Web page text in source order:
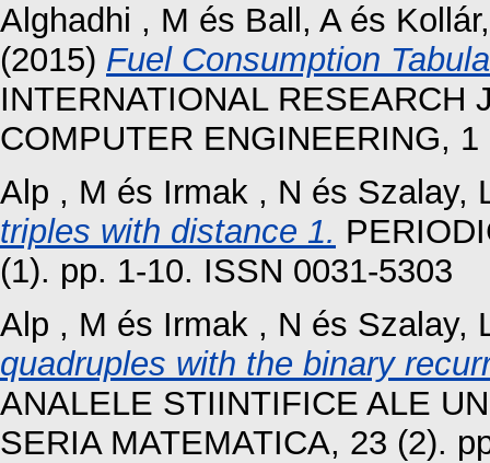
Alghadhi , M és Ball, Aés
(2015) Fuel Consumption
INTERNATIONAL RESEARCH
COMPUTER ENGINEERING,
Alp , M és Irmak , N és Szalay,
triples with distance 1.
(1). pp. 1-10. ISSN 0031-5303
Alp , M és Irmak , N és Szalay,
quadruples with the binary
ANALELE STIINTIFICE ALE
SERIA MATEMATICA, 23 (2).